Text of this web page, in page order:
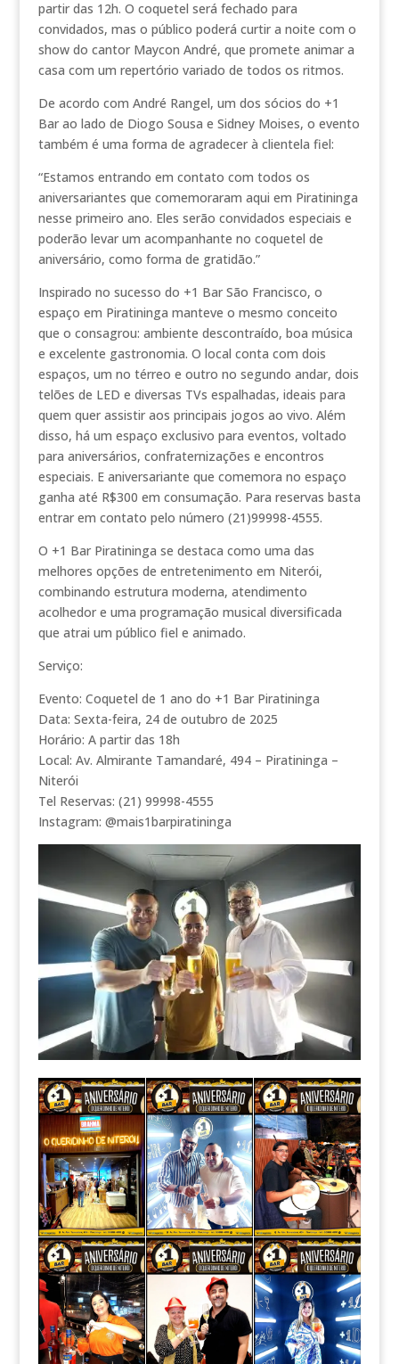
partir das 12h. O coquetel será fechado para
convidados, mas o público poderá curtir a noite com o
show do cantor Maycon André, que promete animar a
casa com um repertório variado de todos os ritmos.
De acordo com André Rangel, um dos sócios do +1
Bar ao lado de Diogo Sousa e Sidney Moises, o evento
também é uma forma de agradecer à clientela fiel:
“Estamos entrando em contato com todos os
aniversariantes que comemoraram aqui em Piratininga
nesse primeiro ano. Eles serão convidados especiais e
poderão levar um acompanhante no coquetel de
aniversário, como forma de gratidão.”
Inspirado no sucesso do +1 Bar São Francisco, o
espaço em Piratininga manteve o mesmo conceito
que o consagrou: ambiente descontraído, boa música
e excelente gastronomia. O local conta com dois
espaços, um no térreo e outro no segundo andar, dois
telões de LED e diversas TVs espalhadas, ideais para
quem quer assistir aos principais jogos ao vivo. Além
disso, há um espaço exclusivo para eventos, voltado
para aniversários, confraternizações e encontros
especiais. E aniversariante que comemora no espaço
ganha até R$300 em consumação. Para reservas basta
entrar em contato pelo número (21)99998-4555.
O +1 Bar Piratininga se destaca como uma das
melhores opções de entretenimento em Niterói,
combinando estrutura moderna, atendimento
acolhedor e uma programação musical diversificada
que atrai um público fiel e animado.
Serviço:
Evento: Coquetel de 1 ano do +1 Bar Piratininga
Data: Sexta-feira, 24 de outubro de 2025
Horário: A partir das 18h
Local: Av. Almirante Tamandaré, 494 – Piratininga –
Niterói
Tel Reservas: (21) 99998-4555
Instagram: @mais1barpiratininga